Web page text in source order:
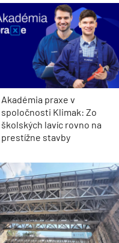
Akadémia praxe v
spoločnosti Klimak: Zo
školských lavíc rovno na
prestížne stavby